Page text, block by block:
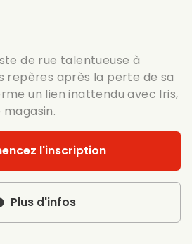
de rue talentueuse à
repères après la perte de sa
un lien inattendu avec Iris,
l'inscription
Plus d'infos